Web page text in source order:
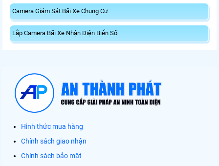
Camera Giám Sát Bãi Xe Chung Cư
Lắp Camera Bãi Xe Nhận Diện Biển Số
Hình thức mua hàng
Chính sách giao nhận
Chính sách bảo mật